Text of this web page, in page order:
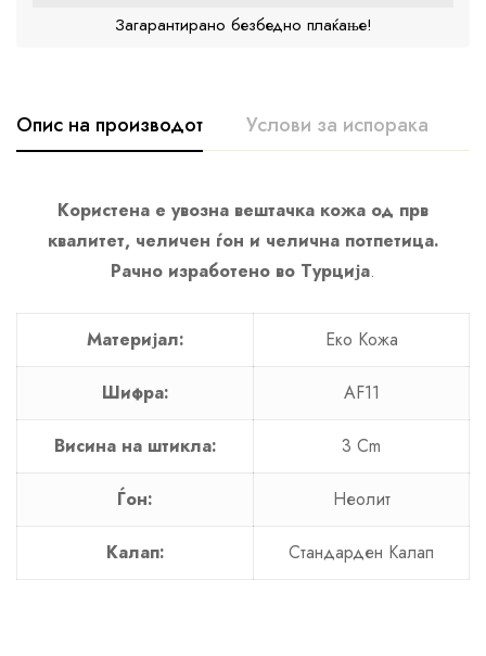
Загарантирано безбедно плаќање!
Опис на производот Услови за испорака
Користена е увозна вештачка кожа од прв
квалитет, челичен ѓон и челична потпетица.
Рачно изработено во Турција.
Материјал: Еко Кожа
Шифра: AF11
Висина на штикла: 3 Cm
Ѓон: Неолит
Калап: Стандарден Калап